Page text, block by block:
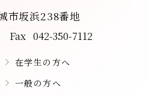
市坂浜238番地
Fax 042-350-7112
在学生の方へ
一般の方へ